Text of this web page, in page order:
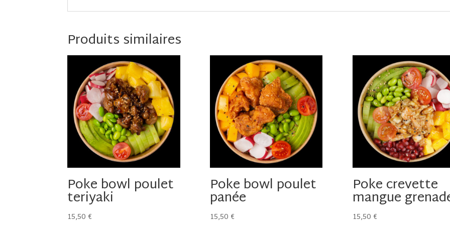
Produits similaires
Poke bowl poulet
teriyaki
15,50 €
Poke bowl poulet
panée
15,50 €
Poke crevette
mangue
15,50 €